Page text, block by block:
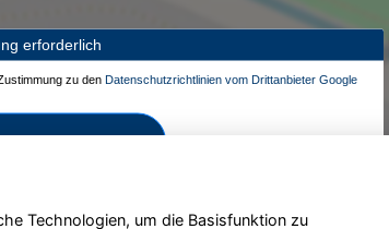
erforderlich
zu den Datenschutzrichtlinien vom Drittanbieter Google
und aktivieren
Technologien, um die Basisfunktion zu